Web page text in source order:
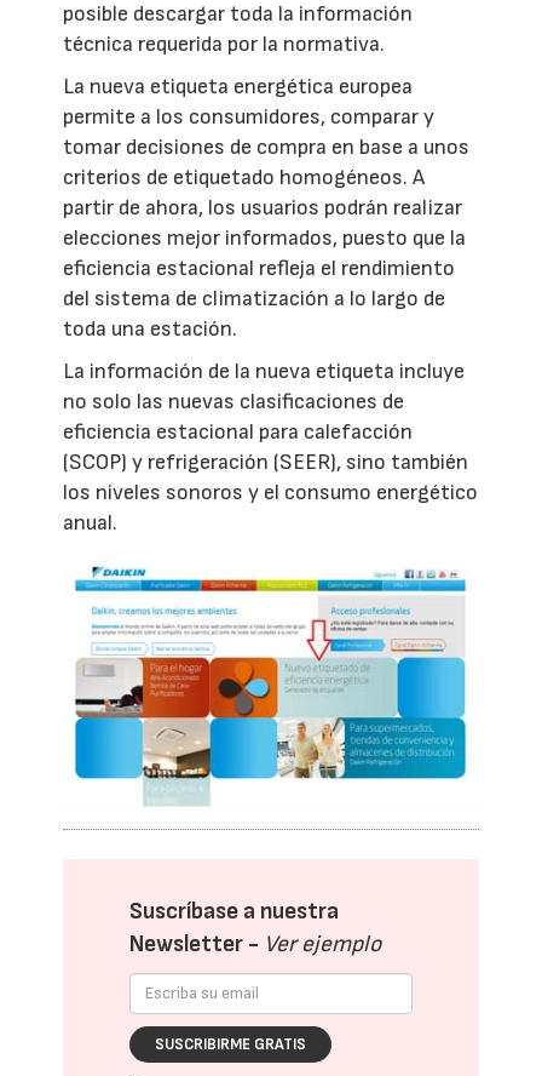
posible descargar toda la información
técnica requerida por la normativa.
La nueva etiqueta energética europea
permite a los consumidores, comparar y
tomar decisiones de compra en base a unos
criterios de etiquetado homogéneos. A
partir de ahora, los usuarios podrán realizar
elecciones mejor informados, puesto que la
eficiencia estacional refleja el rendimiento
del sistema de climatización a lo largo de
toda una estación.
La información de la nueva etiqueta incluye
no solo las nuevas clasificaciones de
eficiencia estacional para calefacción
(SCOP) y refrigeración (SEER), sino también
los niveles sonoros y el consumo energético
anual.
Suscríbase a nuestra
Newsletter - Ver ejemplo
SUSCRIBIRME GRATIS